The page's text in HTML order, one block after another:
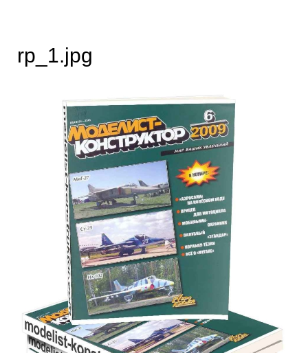
rp_1.jpg